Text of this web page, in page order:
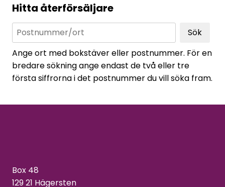
Hitta återförsäljare
Sök
Ange ort med bokstäver eller postnummer. För en
bredare sökning ange endast de två eller tre
första siffrorna i det postnummer du vill söka fram.
Box 48
129 21 Hägersten